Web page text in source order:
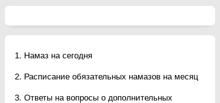
Намаз на сегодня
Расписание обязательных намазов на месяц
Ответы на вопросы о дополнительных